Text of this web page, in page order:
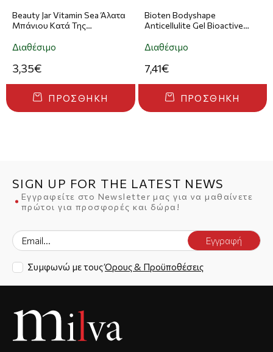
Beauty Jar Vitamin Sea Άλατα
Μπάνιου Κατά Της
Διαθέσιμο
3,35€
ΠΡΟΣΘΉΚΗ
Bioten Bodyshape
Anticellulite Gel Bioactive
Διαθέσιμο
7,41€
ΠΡΟΣΘΉΚΗ
SIGN UP FOR THE LATEST NEWS
Εγγραφείτε στο Newsletter μας για να μαθαίνετε
πρώτοι για προσφορές και δώρα!
Εγγραφή
Συμφωνώ με τουςΌρους & Προϋποθέσεις